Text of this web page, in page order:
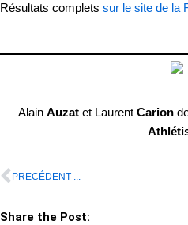
Résultats complets sur le site de la
Alain Auzatet Laurent Carionde
PRECÉDENT ...
Share the Post: